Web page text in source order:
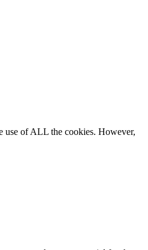
use of ALL the cookies. However,